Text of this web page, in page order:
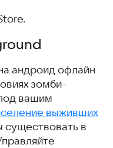
андроид офлайн
зомби-
вашим
выживших
существовать в